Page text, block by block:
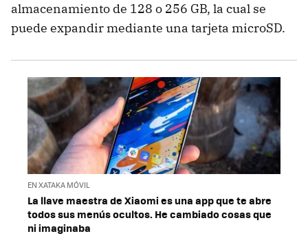
almacenamiento de 128 o 256 GB, la cual se
puede expandir mediante una tarjeta microSD.
EN XATAKA MÓVIL
La llave maestra de Xiaomi es una app que te abre
todos sus menús ocultos. He cambiado cosas que
ni imaginaba